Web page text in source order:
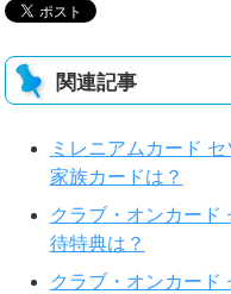
関連記事
ミレニアムカード
家族カードは？
クラブ・オンカード
待特典は？
クラブ・オンカード